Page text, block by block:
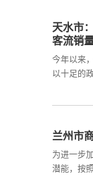
天水市
客流销
今年以来
以十足的
兰州市
为进一步
潜能，按